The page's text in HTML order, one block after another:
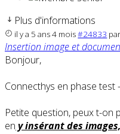
Plus d'informations
il y a 5 ans 4 mois#24833 par
Insertion image et
Bonjour,
Connecthys en phase test
Petite question, peux t-on
en y insérant des